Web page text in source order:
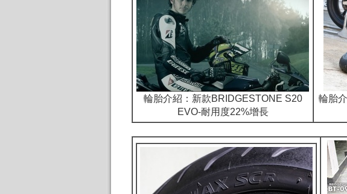
輪胎介紹： 新款BRIDGESTONE S20
EVO-耐用度22%增長
輪胎介